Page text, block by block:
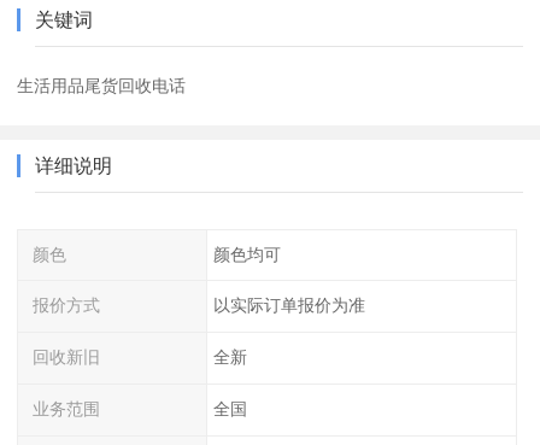
关键词
生活用品尾货回收电话
详细说明
颜色 颜色均可
报价方式 以实际订单报价为准
回收新旧 全新
业务范围 全国